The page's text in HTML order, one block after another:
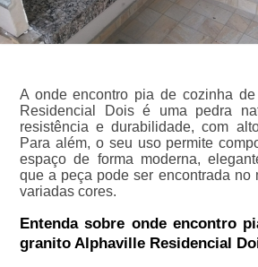
A onde encontro pia de cozinha
Residencial Dois é uma pedra
resistência e durabilidade, com
Para além, o seu uso permite
espaço de forma moderna,
que a peça pode ser encontrada no
variadas cores.
Entenda sobre onde encontro
granito Alphaville Residencial